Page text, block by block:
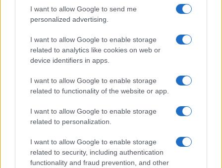
I want to allow Google to send me
personalized advertising.
I want to allow Google to enable storage
related to analytics like cookies on web or
device identifiers in apps.
I want to allow Google to enable storage
related to functionality of the website or app.
I want to allow Google to enable storage
related to personalization.
I want to allow Google to enable storage
related to security, including authentication
functionality and fraud prevention, and other